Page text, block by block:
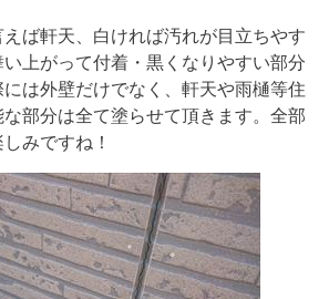
ば軒天、白ければ汚れが目立ちやす
上がって付着・黒くなりやすい部分
は外壁だけでなく、軒天や雨樋等住
部分は全て塗らせて頂きます。全部
みですね！